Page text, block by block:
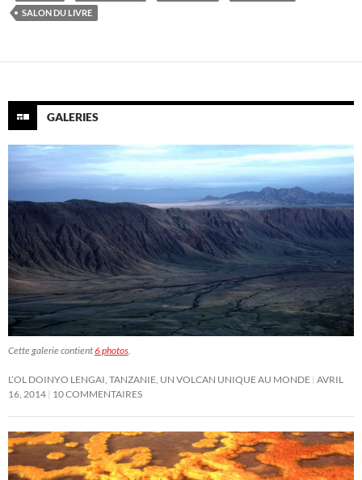
SALON DU LIVRE
GALERIES
Cette galerie contient6 photos.
L’OL DOINYO LENGAI, TANZANIE, UN VOLCAN UNIQUE AU MONDE AVRIL
16, 2014 10 COMMENTAIRES